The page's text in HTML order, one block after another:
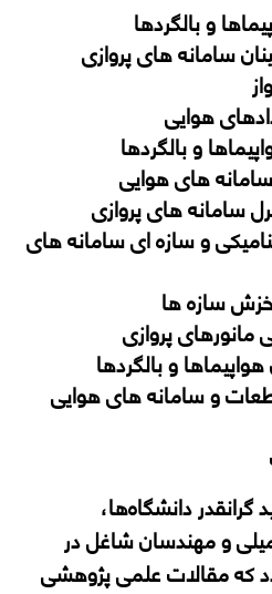
و بالگردها
سامانه های پروازی
هوایی
و بالگردها
های هوایی
سامانه های پروازی
و سازه ای سامانه های
سازه ها
مانورهای پروازی
و بالگردها
و سامانه های هوایی
گرانقدر دانشگاه‌ها،
و مهندسان شاغل در
مقالات علمی پژوهشی